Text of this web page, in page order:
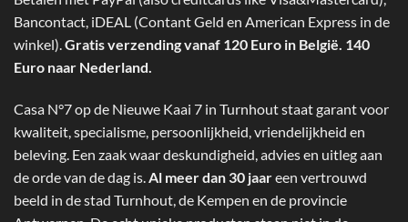
Bancontact, iDEAL (Contant Geld en American Express in de
winkel).Gratis verzending vanaf 120 Euro in België. 140
Euro naar Nederland.
Casa N°7 op de Nieuwe Kaai 7 in Turnhout staat garant voor
kwaliteit, specialisme, persoonlijkheid, vriendelijkheid en
beleving. Een zaak waar deskundigheid, advies en uitleg aan
de orde van de dag is.Al meer dan 30 jaareen vertrouwd
beeld in de stad Turnhout, de Kempen en de provincie